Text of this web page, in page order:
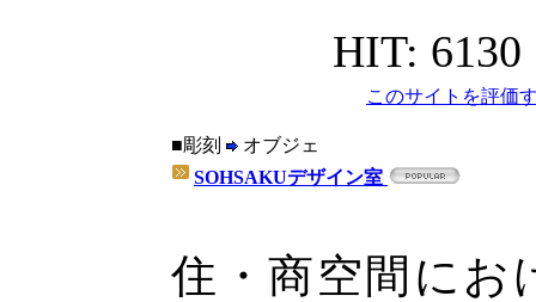
HIT: 6130
このサイトを評価
■彫刻
オブジェ
SOHSAKUデザイン室
住・商空間にお